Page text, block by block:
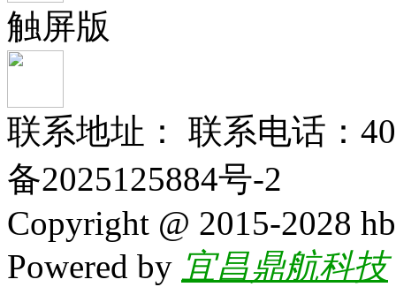
触屏版
联系地址： 联系电话：
备2025125884号-2
Copyright @ 2015-2028
Powered by 宜昌鼎航科技